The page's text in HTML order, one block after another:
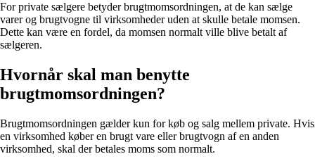
For private sælgere betyder brugtmomsordningen, at de kan sælge
varer og brugtvogne til virksomheder uden at skulle betale momsen.
Dette kan være en fordel, da momsen normalt ville blive betalt af
sælgeren.
Hvornår skal man benytte
brugtmomsordningen?
Brugtmomsordningen gælder kun for køb og salg mellem private. Hvis
en virksomhed køber en brugt vare eller brugtvogn af en anden
virksomhed, skal der betales moms som normalt.